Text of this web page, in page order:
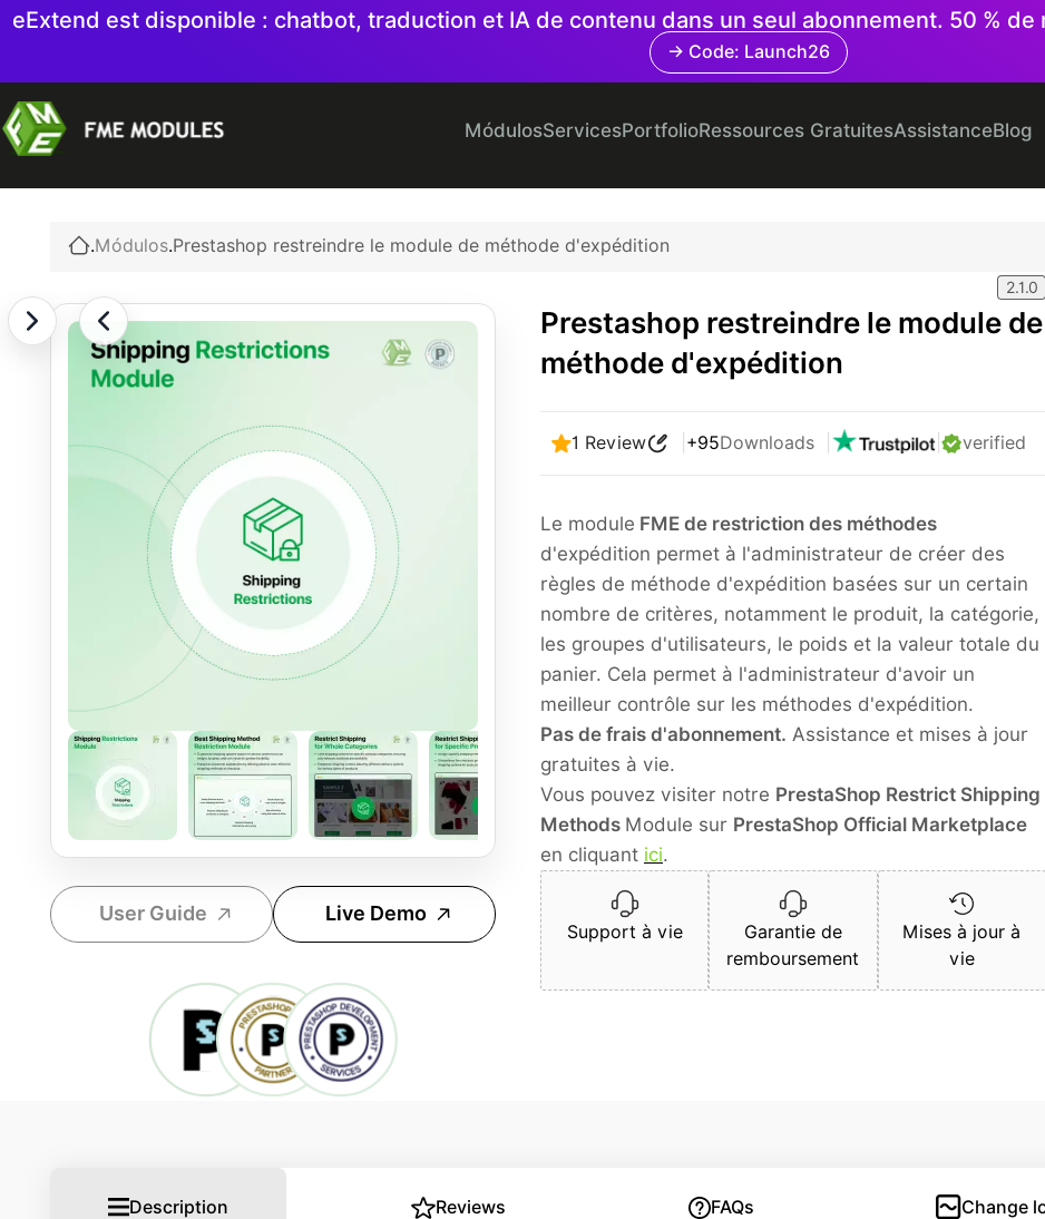
eExtend est disponible : chatbot, traduction et IA de contenu dans un seul abonnement. 50 %
→ Code: Launch26
MódulosServicesPortfolioRessources GratuitesAssistanceBlog
.Módulos.Prestashop restreindre le module de méthode d'expédition
User Guide Live Demo
2.1.0
Prestashop restreindre le module de
méthode d'expédition
1 Review +95Downloads | verified
Le module FME de restriction des méthodes
d'expédition permet à l'administrateur de créer des
règles de méthode d'expédition basées sur un certain
nombre de critères, notamment le produit, la catégorie,
les groupes d'utilisateurs, le poids et la valeur totale du
panier. Cela permet à l'administrateur d'avoir un
meilleur contrôle sur les méthodes d'expédition.
Pas de frais d'abonnement. Assistance et mises à jour
gratuites à vie.
Vous pouvez visiter notre PrestaShop Restrict Shipping
Methods Module sur PrestaShop Official Marketplace
en cliquant ici.
Support à vie
Garantie de
remboursement
Mises à jour à
vie
Description Reviews FAQs Change